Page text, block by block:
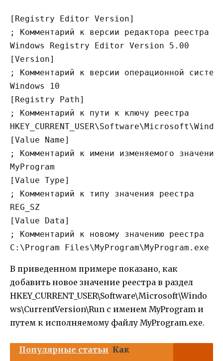
[Registry Editor Version]
; Комментарий к версии редактора реестра
Windows Registry Editor Version 5.00
[Version]
; Комментарий к версии операционной
Windows 10
[Registry Path]
; Комментарий к пути к ключу реестра
[Value Name]
; Комментарий к имени изменяемого значения
MyProgram
[Value Type]
; Комментарий к типу значения реестра
REG_SZ
[Value Data]
; Комментарий к новому значению реестра
В приведенном примере показано, как
добавить новое значение реестра в раздел
HKEY_CURRENT_USER\Software\Microsoft\Windo
ws\CurrentVersion\Run с именем MyProgram и
путем к исполняемому файлу MyProgram.exe.
Популярные статьи Как